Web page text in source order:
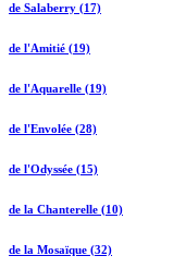
de Salaberry (17)
de l'Amitié (19)
de l'Aquarelle (19)
de l'Envolée (28)
de l'Odyssée (15)
de la Chanterelle (10)
de la Mosaïque (32)